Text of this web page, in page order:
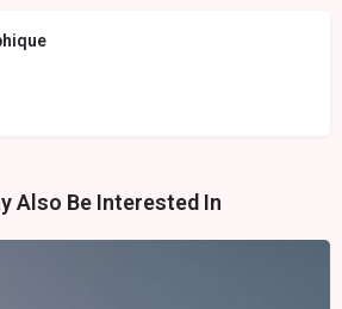
Also Be Interested In